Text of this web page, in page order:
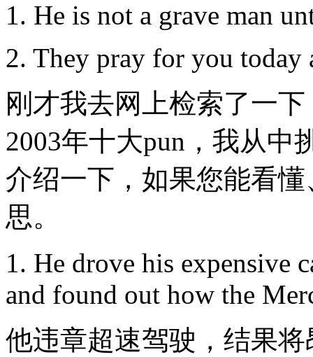
1. He is not a grave man
2. They pray for you
刚才我去网上检索了一
2003年十大pun，我从中
介绍一下，如果您能看
思。
1. He drove his expensive
and found out how the
他违章超速驾驶，结果